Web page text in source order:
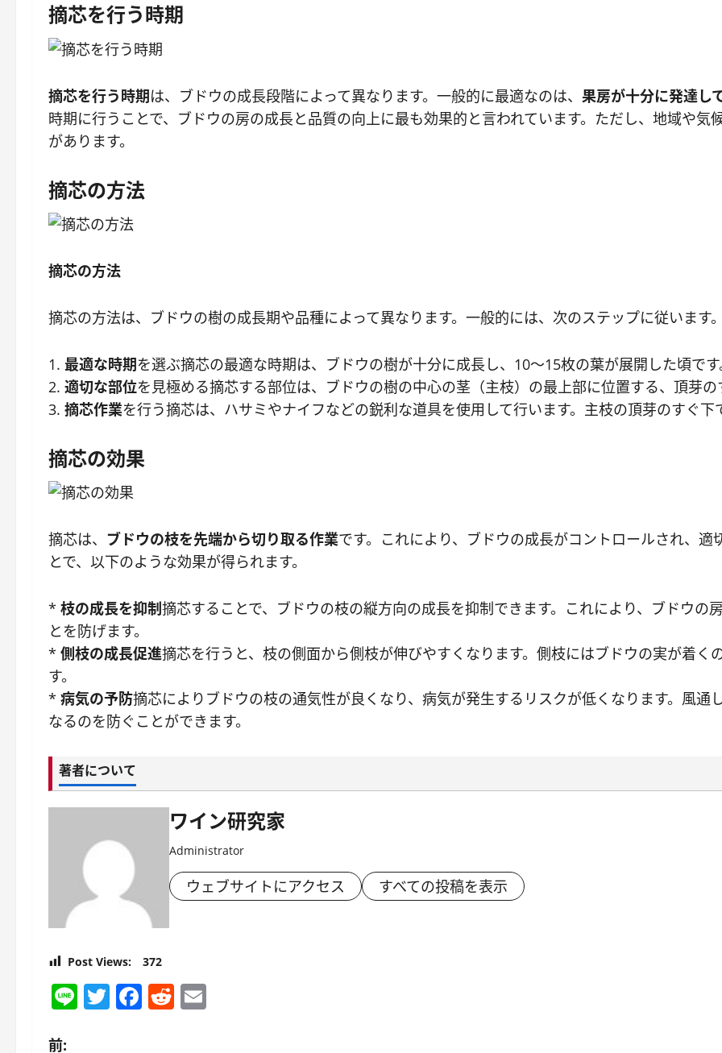
摘芯を行う時期
摘芯を行う時期は、ブドウの成長段階によって異なります。一般的に最適なのは、 果房が十分に発達し
時期に行うことで、ブドウの房の成長と品質の向上に最も効果的と言われています。ただし、地域や
があります。
摘芯の方法
摘芯の方法
摘芯の方法は、ブドウの樹の成長期や品種によって異なります。一般的には、次のステップに従います。
1. 最適な時期を選ぶ摘芯の最適な時期は、ブドウの樹が十分に成長し、10〜15枚の葉が展開した頃です
2. 適切な部位を見極める摘芯する部位は、ブドウの樹の中心の茎（主枝）の最上部に位置する、頂芽の
3. 摘芯作業を行う摘芯は、ハサミやナイフなどの鋭利な道具を使用して行います。主枝の頂芽のすぐ下
摘芯の効果
摘芯は、 ブドウの枝を先端から切り取る作業です。これにより、ブドウの成長がコントロールされ、
とで、以下のような効果が得られます。
* 枝の成長を抑制摘芯することで、ブドウの枝の縦方向の成長を抑制できます。これにより、ブドウの
とを防げます。
* 側枝の成長促進摘芯を行うと、枝の側面から側枝が伸びやすくなります。側枝にはブドウの実が着く
す。
* 病気の予防摘芯によりブドウの枝の通気性が良くなり、病気が発生するリスクが低くなります。風通
なるのを防ぐことができます。
著者について
ワイン研究家
Administrator
ウェブサイトにアクセス すべての投稿を表示
Post Views: 372
LineTwitter
Facebook
Reddit
前: